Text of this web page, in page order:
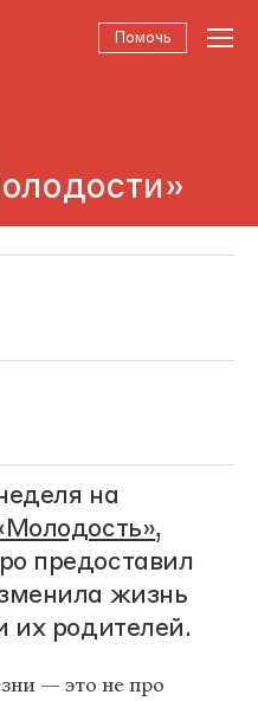
Помочь
на
,
предоставил
жизнь
их родителей.
— это не про